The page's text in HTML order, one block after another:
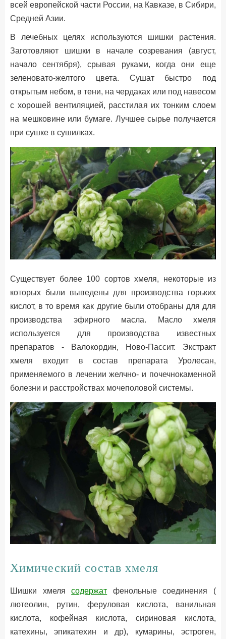
всей европейской части России, на Кавказе, в Сибири,
Средней Азии.
В лечебных целях используются шишки растения.
Заготовляют шишки в начале созревания (август,
начало сентября), срывая руками, когда они еще
зеленовато-желтого цвета. Сушат быстро под
открытым небом, в тени, на чердаках или под навесом
с хорошей вентиляцией, расстилая их тонким слоем
на мешковине или бумаге. Лучшее сырье получается
при сушке в сушилках.
Существует более 100 сортов хмеля, некоторые из
которых были выведены для производства горьких
кислот, в то время как другие были отобраны для для
производства эфирного масла. Масло хмеля
используется для производства известных
препаратов - Валокордин, Ново-Пассит. Экстракт
хмеля входит в состав препарата Уролесан,
применяемого в лечении желчно- и почечнокаменной
болезни и расстройствах мочеполовой системы.
Химический состав хмеля
Шишки хмелясодержат фенольные соединения (
лютеолин, рутин, феруловая кислота, ванильная
кислота, кофейная кислота, сириновая кислота,
катехины, эпикатехин и др), кумарины, эстроген,